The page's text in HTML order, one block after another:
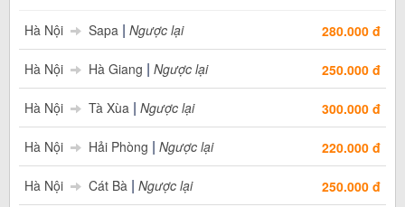
Hà Nội Sapa | Ngược lại 280.000 đ
Hà Nội Hà Giang | Ngược lại 250.000 đ
Hà Nội Tà Xùa | Ngược lại 300.000 đ
Hà Nội Hải Phòng | Ngược lại 220.000 đ
Hà Nội Cát Bà | Ngược lại 250.000 đ